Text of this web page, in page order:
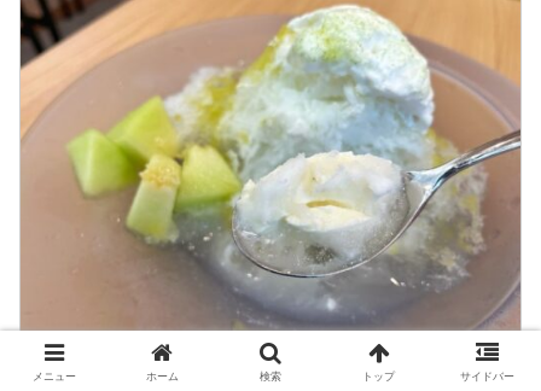
メニュー ホーム 検索 トップ サイドバー